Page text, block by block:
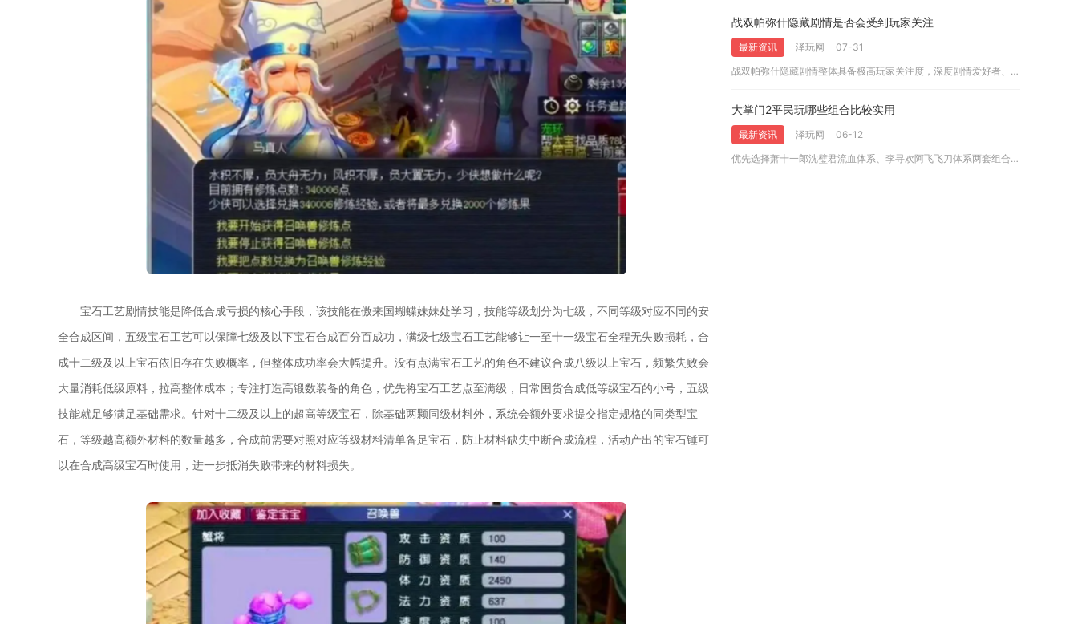
宝石工艺剧情技能是降低合成亏损的核心手段，该技能在傲来国蝴蝶妹妹处学习，技能等级划分为七级，不同等级对应不同的安
全合成区间，五级宝石工艺可以保障七级及以下宝石合成百分百成功，满级七级宝石工艺能够让一至十一级宝石全程无失败损耗，合
成十二级及以上宝石依旧存在失败概率，但整体成功率会大幅提升。没有点满宝石工艺的角色不建议合成八级以上宝石，频繁失败会
大量消耗低级原料，拉高整体成本；专注打造高锻数装备的角色，优先将宝石工艺点至满级，日常囤货合成低等级宝石的小号，五级
技能就足够满足基础需求。针对十二级及以上的超高等级宝石，除基础两颗同级材料外，系统会额外要求提交指定规格的同类型宝
石，等级越高额外材料的数量越多，合成前需要对照对应等级材料清单备足宝石，防止材料缺失中断合成流程，活动产出的宝石锤可
以在合成高级宝石时使用，进一步抵消失败带来的材料损失。
战双帕弥什隐藏剧情是否会受到玩家关注
最新资讯 泽玩网
07-31
战双帕弥什隐藏剧情整体具备极高玩家关注度，深度剧情爱好者、角...
大掌门2平民玩哪些组合比较实用
最新资讯 泽玩网
06-12
优先选择萧十一郎沈璧君流血体系、李寻欢阿飞飞刀体系两套组合，...